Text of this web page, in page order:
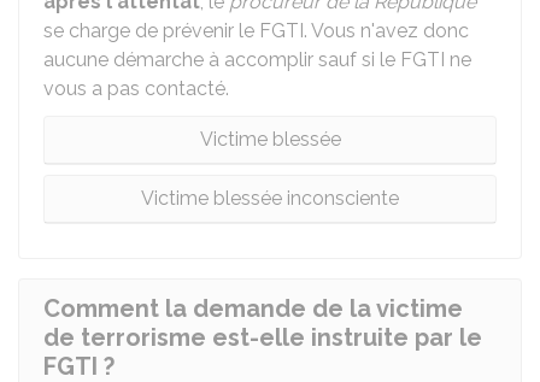
se charge de prévenir le FGTI. Vous n'avez donc
aucune démarche à accomplir sauf si le FGTI ne
vous a pas contacté.
Victime blessée
Victime blessée inconsciente
Comment la demande de la victime
de terrorisme est-elle instruite par le
FGTI ?